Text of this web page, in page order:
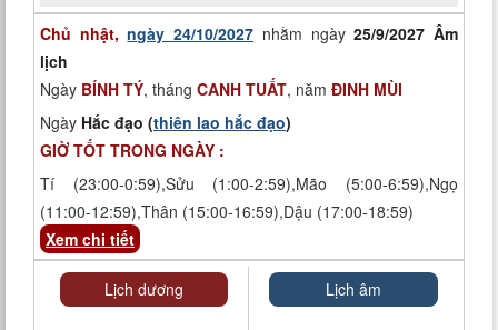
Chủ nhật,ngày 24/10/2027 nhằm ngày25/9/2027 Âm
lịch
Ngày BÍNH TÝ, tháng CANH TUẤT, năm ĐINH MÙI
Ngày Hắc đạo (thiên lao hắc đạo)
GIỜ TỐT TRONG NGÀY :
Tí (23:00-0:59),Sửu (1:00-2:59),Mão (5:00-6:59),Ngọ
(11:00-12:59),Thân (15:00-16:59),Dậu (17:00-18:59)
Xem chi tiết
Lịch dương Lịch âm